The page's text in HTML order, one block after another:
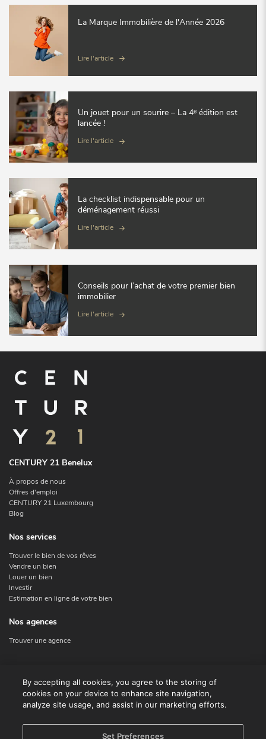
La Marque Immobilière de l'Année 2026
Lire l'article
Un jouet pour un sourire – La 4ᵉ édition est
lancée !
Lire l'article
La checklist indispensable pour un
déménagement réussi
Lire l'article
Conseils pour l’achat de votre premier bien
immobilier
Lire l'article
CENTURY 21 Benelux
À propos de nous
Offres d'emploi
CENTURY 21 Luxembourg
Blog
Nos services
Trouver le bien de vos rêves
Vendre un bien
Louer un bien
Investir
Estimation en ligne de votre bien
Nos agences
Trouver une agence
Contact
Facebook
By accepting all cookies, you agree to the storing of
cookies on your device to enhance site navigation,
analyze site usage, and assist in our marketing efforts.
Set Preferences